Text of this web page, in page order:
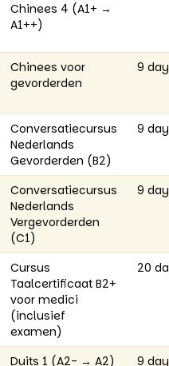
Chinees 4 (A1+ →
A1++)
Chinees voor
gevorderden
9
Conversatiecursus
Nederlands
Gevorderden (B2)
9
Conversatiecursus
Nederlands
Vergevorderden
(C1)
9
Cursus
Taalcertificaat B2+
voor medici
(inclusief
examen)
20
Duits 1 (A2- → A2) 9